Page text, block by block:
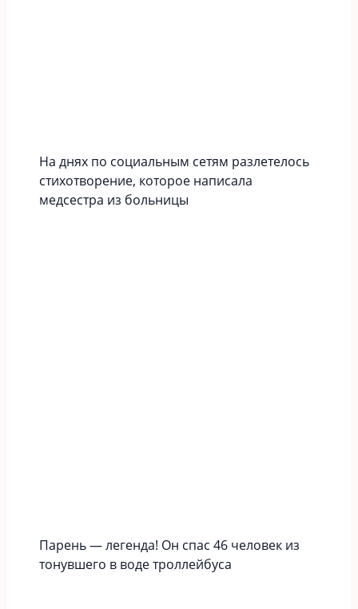
На днях по социальным сетям разлетелось
стихотворение, которое написала
медсестра из больницы
Парень — легенда! Он спас 46 человек из
тонувшего в воде троллейбуса